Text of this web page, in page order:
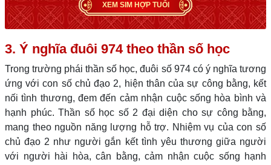
XEM SIM HỢP TUỔI
3. Ý nghĩa đuôi 974 theo thần số học
Trong trường phái thần số học, đuôi số 974 có ý nghĩa tương
ứng với con số chủ đạo 2, hiện thân của sự công bằng, kết
nối tình thương, đem đến cảm nhận cuộc sống hòa bình và
hạnh phúc. Thần số học số 2 đại diện cho sự công bằng,
mang theo nguồn năng lượng hỗ trợ. Nhiệm vụ của con số
chủ đạo 2 như người gắn kết tình yêu thương giữa người
với người hài hòa, cân bằng, cảm nhận cuộc sống hạnh